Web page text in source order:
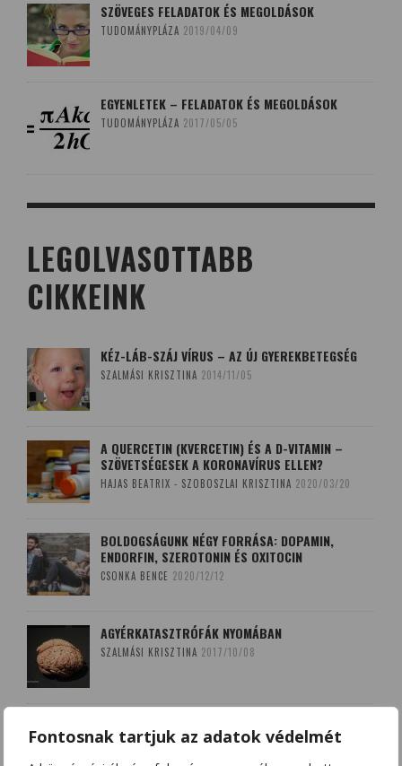
Fontosnak tartjuk az adatok védelmét
SZÖVEGES FELADATOK ÉS MEGOLDÁSOK
TUDOMÁNYPLÁZA 2019/04/09
EGYENLETEK – FELADATOK ÉS MEGOLDÁSOK
TUDOMÁNYPLÁZA 2017/05/05
LEGOLVASOTTABB
CIKKEINK
KÉZ-LÁB-SZÁJ VÍRUS – AZ ÚJ GYEREKBETEGSÉG
SZALMÁSI KRISZTINA 2014/11/05
A QUERCETIN (KVERCETIN) ÉS A D-VITAMIN –
SZÖVETSÉGESEK A KORONAVÍRUS ELLEN?
HAJAS BEATRIX - SZOBOSZLAI KRISZTINA 2020/03/20
BOLDOGSÁGUNK NÉGY FORRÁSA: DOPAMIN,
ENDORFIN, SZEROTONIN ÉS OXITOCIN
CSONKA BENCE 2020/12/12
AGYÉRKATASZTRÓFÁK NYOMÁBAN
SZALMÁSI KRISZTINA 2017/10/08
SZOBOSZLAI KRISZTINA 2018/03/15